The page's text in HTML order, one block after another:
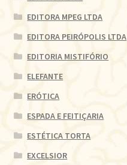
EDITORA MPEG LTDA
EDITORA PEIRÓPOLIS LTDA
EDITORIA MISTIFÓRIO
ELEFANTE
ERÓTICA
ESPADA E FEITIÇARIA
ESTÉTICA TORTA
EXCELSIOR